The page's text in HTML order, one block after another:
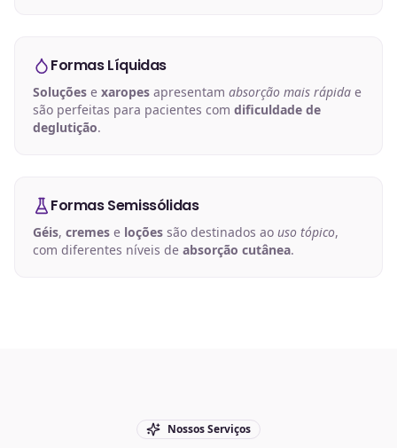
Formas Líquidas
Soluções e xaropes apresentam absorção mais rápida e
são perfeitas para pacientes com dificuldade de
deglutição.
Formas Semissólidas
Géis, cremes e loções são destinados ao uso tópico,
com diferentes níveis de absorção cutânea.
Nossos Serviços